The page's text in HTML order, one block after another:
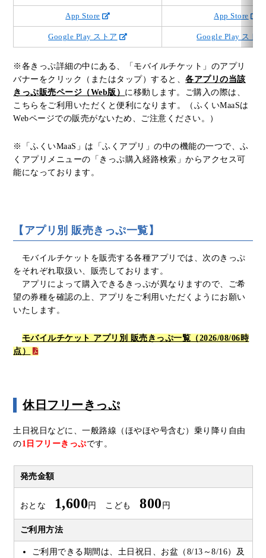
App Store App Store
Google Play ストア Google Play ストア
※各きっぷ詳細の中にある、「モバイルチケット」のアプリ
バナーをクリック（またはタップ）すると、各アプリの当該
きっぷ販売ページ（Web版） に移動します。ご購入の際は、
こちらをご利用いただくと便利になります。（ふくいMaaSは
Webページでの販売がないため、ご注意ください。）
※「ふくいMaaS」は「ふくアプリ」の中の機能の一つで、ふ
くアプリメニューの「きっぷ購入経路検索」からアクセス可
能になっております。
【アプリ別 販売きっぷ一覧】
モバイルチケットを販売する各種アプリでは、次のきっぷ
をそれぞれ取扱い、販売しております。
アプリによって購入できるきっぷが異なりますので、ご希
望の券種を確認の上、アプリをご利用いただくようにお願い
いたします。
モバイルチケット アプリ別 販売きっぷ一覧（2026/08/06時
点）
休日フリーきっぷ
土日祝日などに、一般路線（ほやほや号含む）乗り降り自由
の1日フリーきっぷです。
発売金額
おとな 1,600円 こども 800 円
ご利用方法
ご利用できる期間は、土日祝日、お盆（8/13～8/16）及